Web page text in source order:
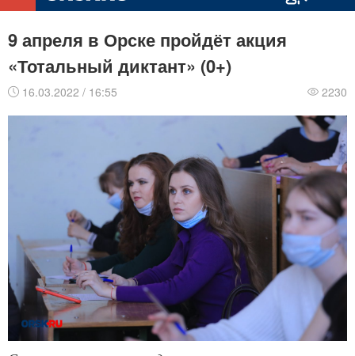
9 апреля в Орске пройдёт акция
«Тотальный диктант» (0+)
16.03.2022 / 16:55 2230